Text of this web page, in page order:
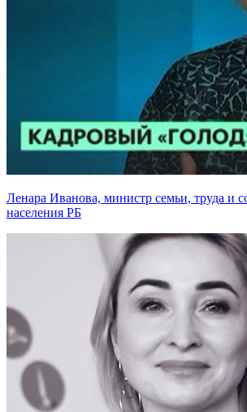
Ленара Иванова, министр семьи, труда и
населения РБ